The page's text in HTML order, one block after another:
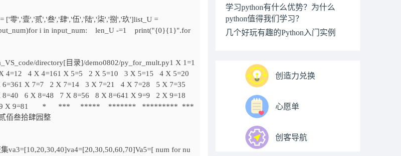
零','壹','贰','叁','肆','伍','陆','柒','捌','玖']list_U =
i in input_num: len_U -=1 print("{0}{1}".for
directory[目录]/demo0802/py_for_mult.py1 X 1=1
4 X 4=161 X 5=5 2 X 5=10 3 X 5=15 4 X 5=20
X 7=7 2 X 7=14 3 X 7=21 4 X 7=28 5 X 7=35
6 X 8=48 7 X 8=56 8 X 8=641 X 9=9 2 X 9=18
9=72 9 X 9=81 * *** ***** ******* ********* ***
叁拾肆园整
num for nu
学习python有什么优势？为什么
python值得我们学习？
几个好玩有趣的Python入门实例
创造力兑换
心愿单
创客导航